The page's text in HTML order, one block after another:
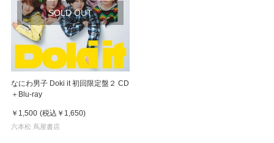
SOLD OUT
なにわ男子 Doki it 初回限定盤２ CD
＋Blu-ray
￥1,500 (税込 ￥1,650)
六本松 蔦屋書店